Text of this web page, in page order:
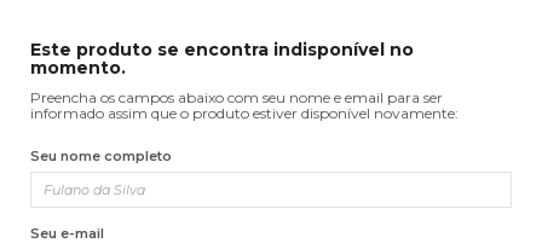
Este produto se encontra indisponível no
momento.
Preencha os campos abaixo com seu nome e email para ser
informado assim que o produto estiver disponível novamente:
Seu nome completo
Seu e-mail